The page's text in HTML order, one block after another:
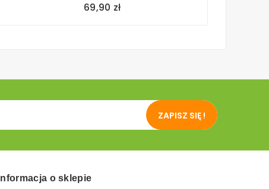
69,90 zł
ZAPISZ SIĘ !
Informacja o sklepie